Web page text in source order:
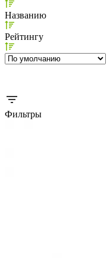
Названию
Рейтингу
Фильтры